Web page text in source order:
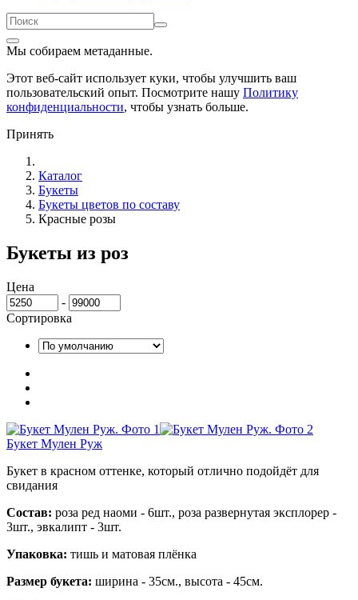
Мы собираем метаданные.
Этот веб-сайт использует куки, чтобы улучшить ваш
пользовательский опыт. Посмотрите нашу Политику
конфиденциальности, чтобы узнать больше.
Принять
Каталог
Букеты
Букеты цветов по составу
Красные розы
Букеты из роз
Цена
-
Сортировка
Букет Мулен Руж
Букет в красном оттенке, который отлично подойдёт для
свидания
Состав: роза ред наоми - 6шт., роза развернутая эксплорер -
3шт., эвкалипт - 3шт.
Упаковка: тишь и матовая плёнка
Размер букета: ширина - 35см., высота - 45см.